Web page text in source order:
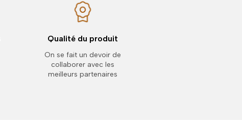
Qualité du produit
On se fait un devoir de
collaborer avec les
meilleurs partenaires